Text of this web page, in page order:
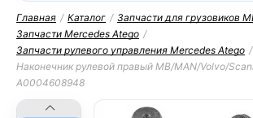
Главная / Каталог / Запчасти для грузовиков
Запчасти Mercedes Atego /
Запчасти рулевого управления Mercedes Atego /
Наконечник рулевой правый MB/MAN/Volvo/
A0004608948